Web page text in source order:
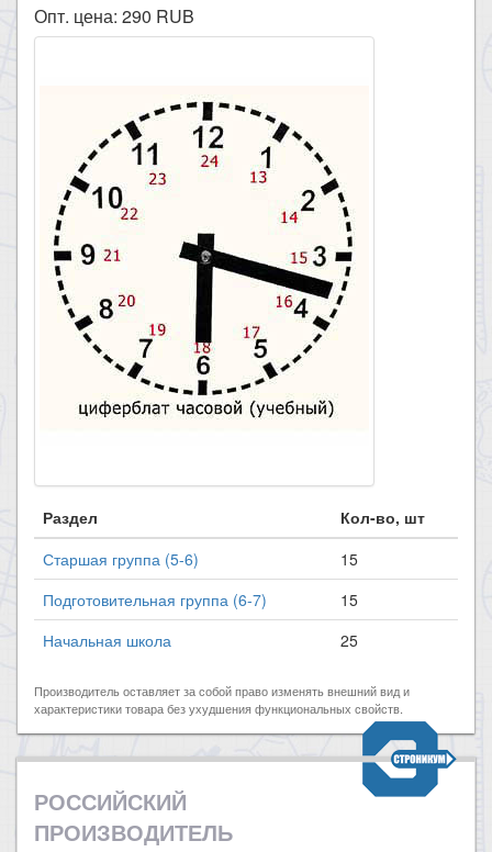
Опт. цена: 290 RUB
Раздел
Кол-во, шт
Старшая группа (5-6)
15
Подготовительная группа (6-7)
15
Начальная школа
25
Производитель оставляет за собой право изменять внешний вид и
характеристики товара без ухудшения функциональных свойств.
РОССИЙСКИЙ
ПРОИЗВОДИТЕЛЬ